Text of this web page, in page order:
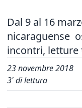
Dal 9 al 16
nicaraguense
incontri, letture
23 novembre 2018
3' di lettura